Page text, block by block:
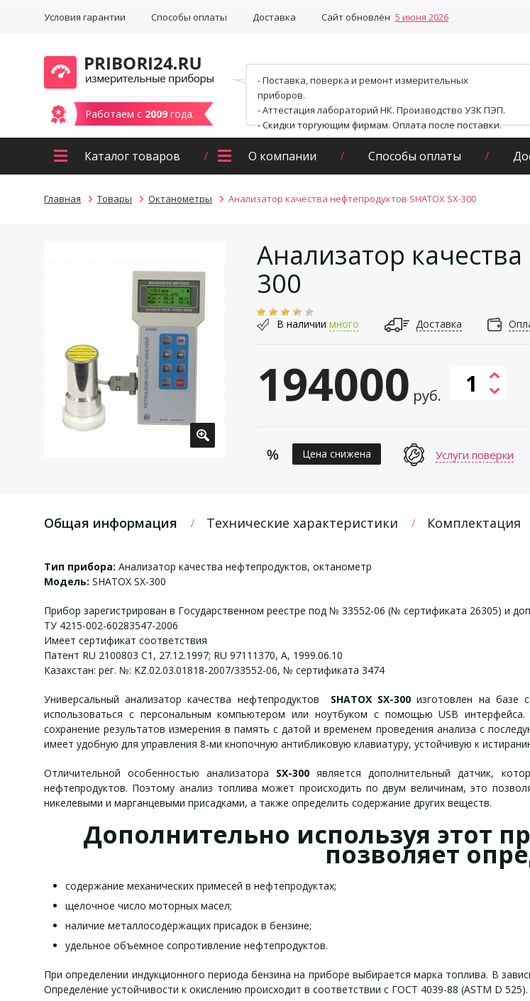
Условия гарантии Способы оплаты Доставка Сайт обновлён 5 июня 2026
Работаем с 2009 года.
- Поставка, поверка и ремонт измерительных
приборов.
- Аттестация лабораторий НК. Производство УЗК ПЭП.
- Скидки торгующим фирмам. Оплата после поставки.
Каталог товаров О компании Способы оплаты
Главная Товары Октанометры Анализатор качества нефтепродуктов SHATOX SX-300
Анализатор
300
В наличии много Доставка
194000 руб.
Цена снижена Услуги поверки
Общая информация Технические характеристики Комплектация
Тип прибора: Анализатор качества нефтепродуктов, октанометр
Модель: SHATOX SX-300
Прибор зарегистрирован в Государственном реестре под № 33552-06 (№ сертификата 26305) и
ТУ 4215-002-60283547-2006
Имеет сертификат соответствия
Патент RU 2100803 C1, 27.12.1997; RU 97111370, А, 1999.06.10
Казахстан: рег. №: KZ.02.03.01818-2007/33552-06, № сертификата 3474
Универсальный анализатор качества нефтепродуктов SHATOX SX-300изготовлен на базе
использоваться с персональным компьютером или ноутбуком с помощью USB интерфейса.
сохранение результатов измерения в память с датой и временем проведения анализа с
имеет удобную для управления 8-ми кнопочную антибликовую клавиатуру, устойчивую к
Отличительной особенностью анализатора SX-300 является дополнительный датчик,
нефтепродуктов. Поэтому анализ топлива может происходить по двум величинам, это
никелевыми и марганцевыми присадками, а также определить содержание других веществ.
Дополнительно используя этот
позволяет
содержание механических примесей в нефтепродуктах;
щелочное число моторных масел;
наличие металлосодержащих присадок в бензине;
удельное объемное сопротивление нефтепродуктов.
При определении индукционного периода бензина на приборе выбирается марка топлива. В
Определение устойчивости к окислению происходит в соответствии с ГОСТ 4039-88 (ASTM D 525).